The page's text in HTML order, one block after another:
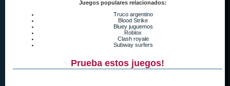
Juegos populares relacionados:
Truco argentino
Blood Strike
Bluey juguemos
Roblox
Clash royale
Subway surfers
Prueba estos juegos!